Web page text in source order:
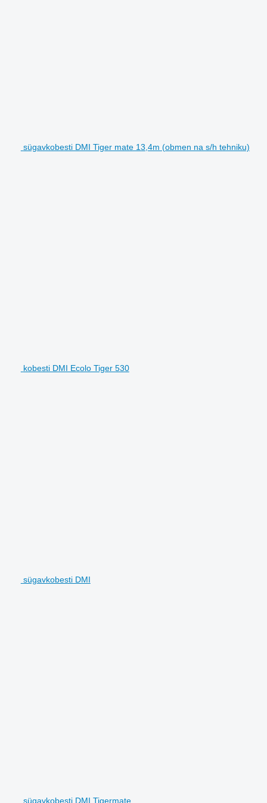
sügavkobesti DMI Tiger mate 13,4m (obmen na s/h tehniku)
kobesti DMI Ecolo Tiger 530
sügavkobesti DMI
sügavkobesti DMI Tigermate